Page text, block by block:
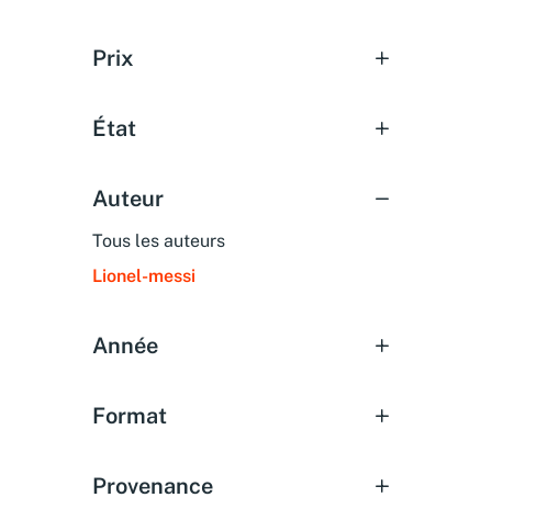
Prix
État
Auteur
Tous les auteurs
Lionel-messi
Année
Format
Provenance